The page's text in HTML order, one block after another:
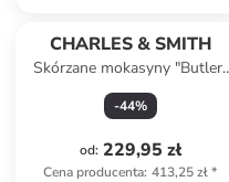
CHARLES & SMITH
Skórzane mokasyny "Butler"
w kolorze brązowym
-44%
od: 229,95 zł
Cena producenta: 413,25 zł*